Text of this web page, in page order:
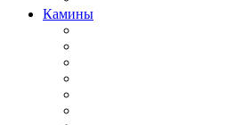
Камины